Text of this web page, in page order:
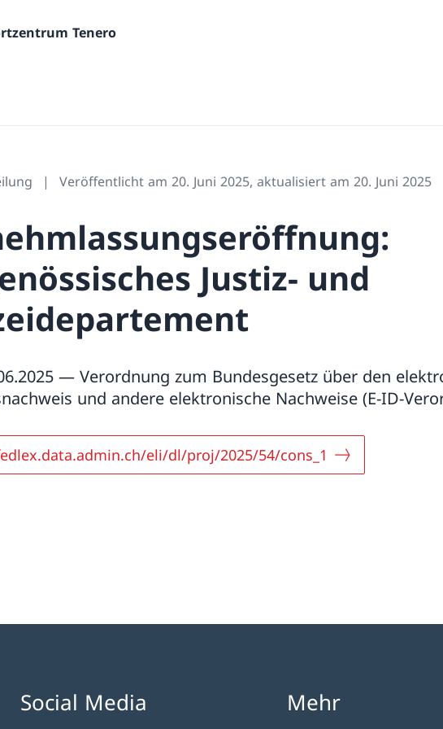
Tenero
Veröffentlicht am 20. Juni 2025, aktualisiert am 20. Juni 2025
Justiz- und
— Verordnung zum Bundesgesetz über den
und andere elektronische Nachweise (E-ID-
eli/dl/proj/2025/54/cons_1
Social Media Mehr